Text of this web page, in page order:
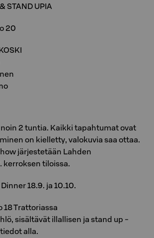
STAND UPIA
20
2 tuntia. Kaikki tapahtumat ovat
on kielletty, valokuvia saa ottaa.
järjestetään Lahden
kerroksen tiloissa.
18.9. ja 10.10.
18 Trattoriassa
sisältävät illallisen ja stand up -
alla.